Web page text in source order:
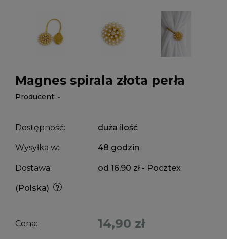
Magnes spirala złota perła
Producent: -
Dostępność: duża ilość
Wysyłka w: 48 godzin
Dostawa: od 16,90 zł - Pocztex
(Polska)
Cena: 14,90 zł